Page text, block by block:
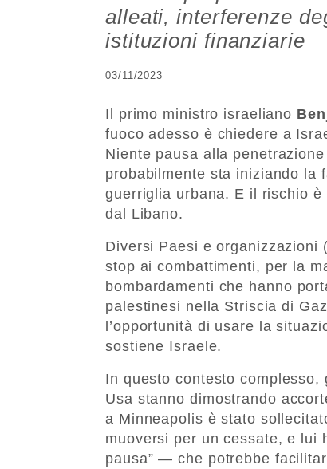
alleati, interferenze
istituzioni finanziarie
03/11/2023
Il primo ministro israeliano
fuoco adesso è chiedere a
Niente pausa alla
probabilmente sta iniziando la
guerriglia urbana. E il rischio
dal Libano.
Diversi Paesi e organizzazioni
stop ai combattimenti, per la
bombardamenti che hanno
palestinesi nella Striscia di
l’opportunità di usare la
sostiene Israele.
In questo contesto
Usa stanno dimostrando
a Minneapolis è stato
muoversi per un cessate, e lui
pausa” — che potrebbe